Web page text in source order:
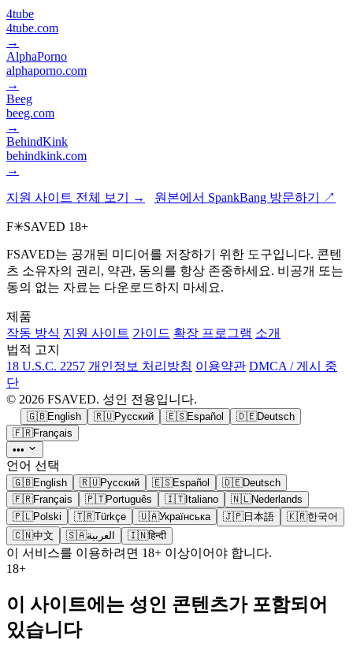
4tube
4tube.com
→
AlphaPorno
alphaporno.com
→
Beeg
beeg.com
→
BehindKink
behindkink.com
→
지원 사이트 전체 보기 → 원본에서 SpankBang 방문하기 ↗
F✳SAVED 18+
FSAVED는 공개된 미디어를 저장하기 위한 도구입니다. 콘텐
츠 소유자의 권리, 약관, 동의를 항상 존중하세요. 비공개 또는
동의 없는 자료는 다운로드하지 마세요.
제품
작동 방식 지원 사이트 가이드 확장 프로그램 소개
법적 고지
18 U.S.C. 2257 개인정보 처리방침 이용약관 DMCA / 게시 중
단
© 2026 FSAVED. 성인 전용입니다.
🇬🇧English 🇷🇺Русский 🇪🇸Español 🇩🇪Deutsch
🇫🇷Français
•••
언어 선택
🇬🇧English 🇷🇺Русский 🇪🇸Español 🇩🇪Deutsch
🇫🇷Français 🇵🇹Português 🇮🇹Italiano 🇳🇱Nederlands
🇵🇱Polski 🇹🇷Türkçe 🇺🇦Українська 🇯🇵日本語 🇰🇷한국어
🇨🇳中文 🇸🇦العربية 🇮🇳हिन्दी
이 서비스를 이용하려면 18+ 이상이어야 합니다.
18+
이 사이트에는 성인 콘텐츠가 포함되어
있습니다